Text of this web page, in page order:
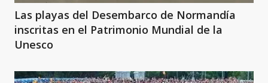
Las playas del Desembarco de Normandía
inscritas en el Patrimonio Mundial de la
Unesco